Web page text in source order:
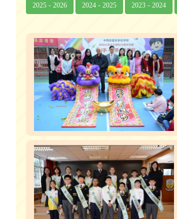
2025 - 2026 2024 - 2025 2023 - 2024